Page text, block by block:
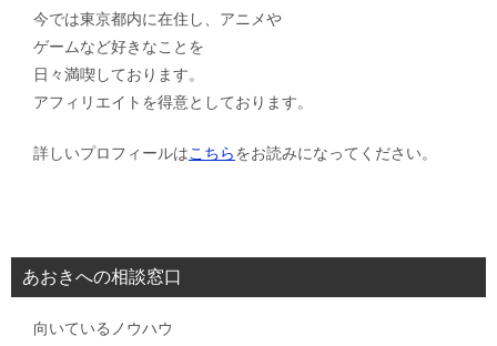
今では東京都内に在住し、アニメや
ゲームなど好きなことを
日々満喫しております。
アフィリエイトを得意としております。
詳しいプロフィールはこちらをお読みになってください。
あおきへの相談窓口
向いているノウハウ